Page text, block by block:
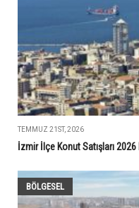
TEMMUZ 21ST, 2026
İzmir İlçe Konut Satışları
BÖLGESEL